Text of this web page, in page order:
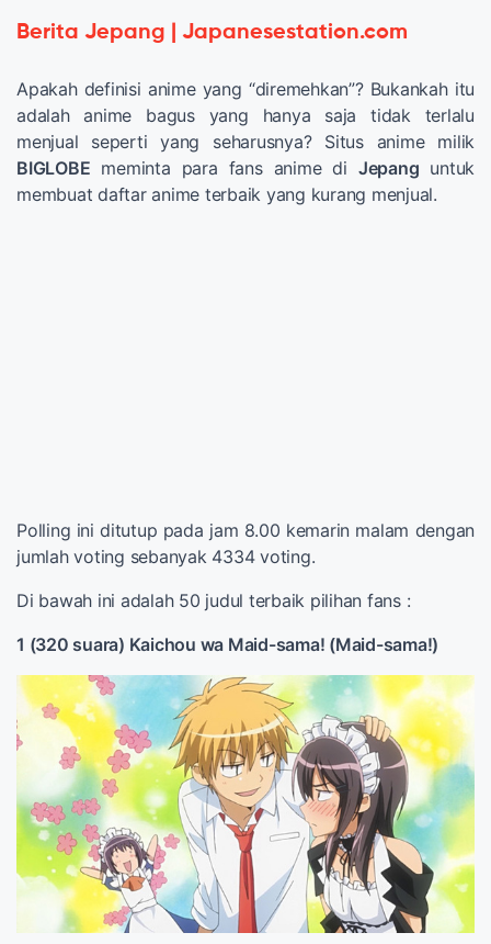
Berita Jepang | Japanesestation.com
Apakah definisi anime yang “diremehkan”? Bukankah itu
adalah anime bagus yang hanya saja tidak terlalu
menjual seperti yang seharusnya? Situs anime milik
BIGLOBE meminta para fans anime di Jepang untuk
membuat daftar anime terbaik yang kurang menjual.
Polling ini ditutup pada jam 8.00 kemarin malam dengan
jumlah voting sebanyak 4334 voting.
Di bawah ini adalah 50 judul terbaik pilihan fans :
1 (320 suara) Kaichou wa Maid-sama! (Maid-sama!)